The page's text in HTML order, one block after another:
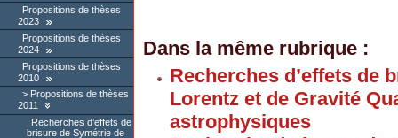
Propositions de thèses
2023
Propositions de thèses
2024
Propositions de thèses
2010
Propositions de thèses
2011
Recherches d’effets de
brisure de Symétrie de
Dans la même rubrique :
Recherches d’effets de
Lorentz et de Gravité
astrophysiques